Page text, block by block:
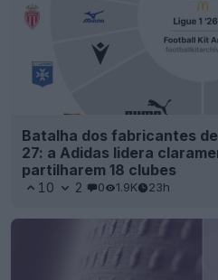
Batalha dos fabricantes
27: a Adidas lidera
partilharem 18 clubes
10 2 0 1.9K 23h